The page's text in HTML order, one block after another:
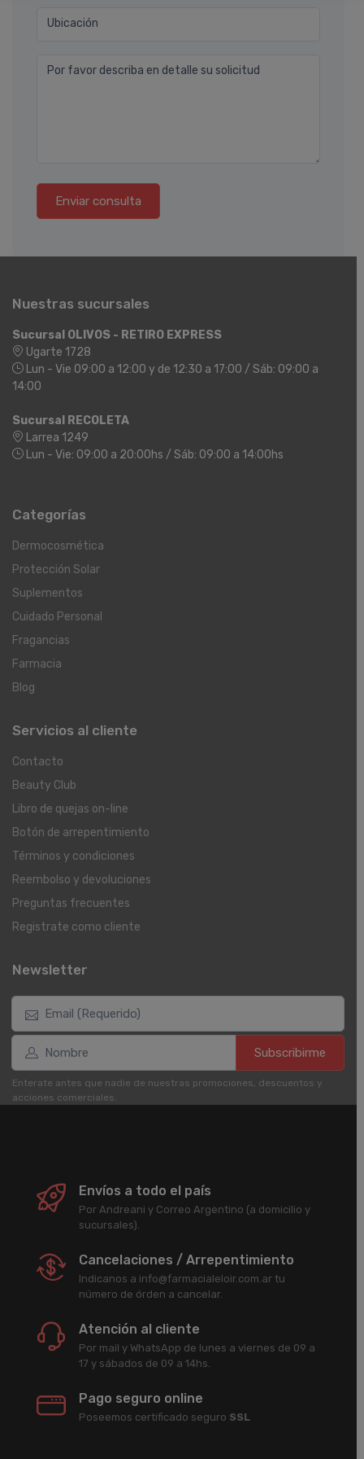
Ubicación
Por favor describa en detalle su solicitud
Enviar consulta
Nuestras sucursales
Sucursal OLIVOS - RETIRO EXPRESS
Ugarte 1728
Lun - Vie 09:00 a 12:00 y de 12:30 a 17:00 / Sáb: 09:00 a
14:00
Sucursal RECOLETA
Larrea 1249
Lun - Vie: 09:00 a 20:00hs / Sáb: 09:00 a 14:00hs
Categorías
Dermocosmética
Protección Solar
Suplementos
Cuidado Personal
Fragancias
Farmacia
Blog
Servicios al cliente
Contacto
Beauty Club
Libro de quejas on-line
Botón de arrepentimiento
Términos y condiciones
Reembolso y devoluciones
Preguntas frecuentes
Registrate como cliente
Newsletter
Subscribirme
Enterate antes que nadie de nuestras promociones, descuentos y
acciones comerciales.
Envíos a todo el país
Por Andreani y Correo Argentino (a domicilio y
sucursales).
Cancelaciones / Arrepentimiento
Indicanos a info@farmacialeloir.com.ar tu
número de órden a cancelar.
Atención al cliente
Por mail y WhatsApp de lunes a viernes de 09 a
17 y sábados de 09 a 14hs.
Pago seguro online
Poseemos certificado seguro SSL